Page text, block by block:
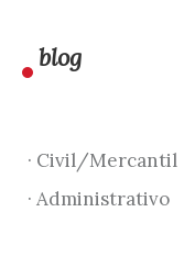
blog
· Civil/Mercantil
· Administrativo